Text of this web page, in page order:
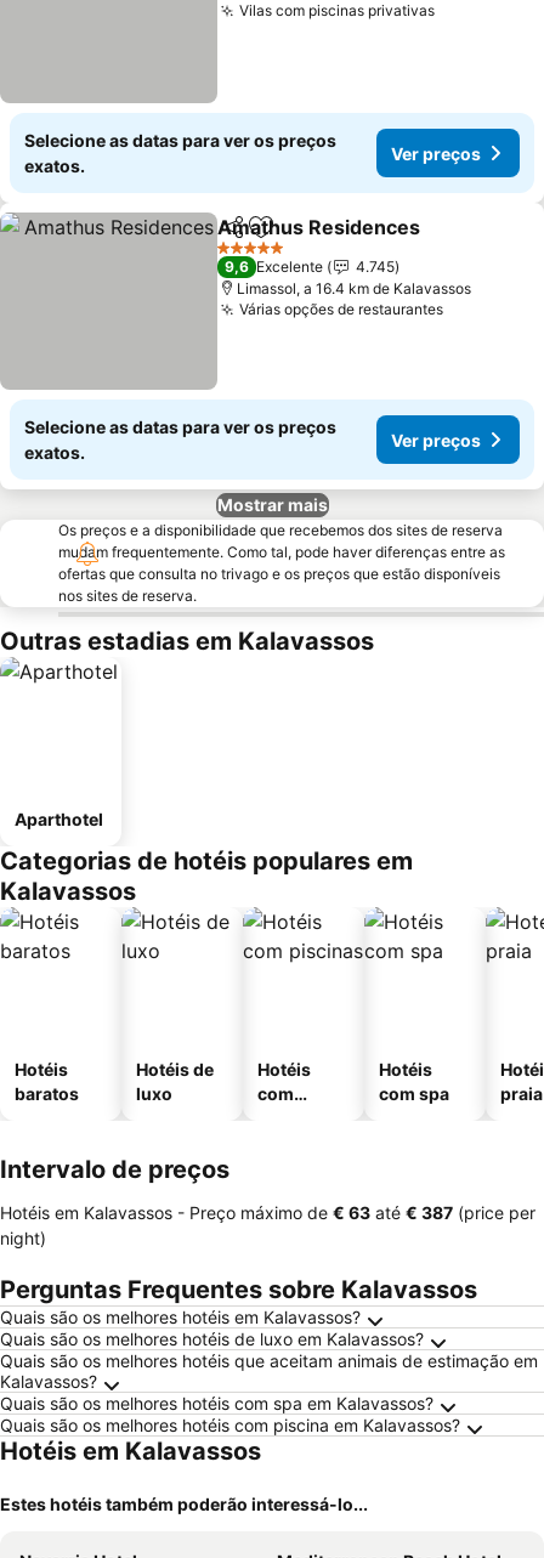
Vilas com piscinas privativas
Selecione as datas para ver os preços
exatos.
Ver preços
PartilharAdicionar aos favoritos
Amathus Residences
5 Estrelas
9,6 Excelente
4.745
Limassol, a 16.4 km de Kalavassos
Várias opções de restaurantes
Selecione as datas para ver os preços
exatos.
Ver preços
Mostrar mais
Os preços e a disponibilidade que recebemos dos sites de reserva
mudam frequentemente. Como tal, pode haver diferenças entre as
ofertas que consulta no trivago e os preços que estão disponíveis
nos sites de reserva.
Outras estadias em Kalavassos
Aparthotel
Categorias de hotéis populares em
Kalavassos
Hotéis
baratos
Hotéis de
luxo
Hotéis
com
Hotéis
com spa
praia
Intervalo de preços
Hotéis em Kalavassos - Preço máximo de ‎€ 63 até ‎€ 387 (price per
night)
Perguntas Frequentes sobre Kalavassos
Quais são os melhores hotéis em Kalavassos?
Quais são os melhores hotéis de luxo em Kalavassos?
Quais são os melhores hotéis que aceitam animais de estimação em
Kalavassos?
Quais são os melhores hotéis com spa em Kalavassos?
Quais são os melhores hotéis com piscina em Kalavassos?
Hotéis em Kalavassos
Estes hotéis também poderão interessá-lo...